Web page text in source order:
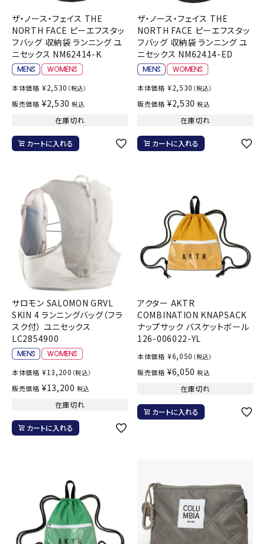
ザ・ノース・フェイス THE
NORTH FACE ピーエフスタッ
フバッグ 収納袋 ランニング ユ
ニセックス NM62414-K
本体価格 ¥2,530 （税込）
販売価格 ¥2,530 税込
在庫切れ
カートに入れる
ザ・ノース・フェイス THE
NORTH FACE ピーエフスタッ
フバッグ 収納袋 ランニング ユ
ニセックス NM62414-ED
本体価格 ¥2,530 （税込）
販売価格 ¥2,530 税込
在庫切れ
カートに入れる
サロモン SALOMON GRVL
SKIN 4 ランニングバッグ（フラ
スク付） ユニセックス
LC2854900
本体価格 ¥13,200 （税込）
販売価格 ¥13,200 税込
在庫切れ
カートに入れる
アクター AKTR
COMBINATION KNAPSACK
ナップサック バスケットボール
126-006022-YL
本体価格 ¥6,050 （税込）
販売価格 ¥6,050 税込
在庫切れ
カートに入れる